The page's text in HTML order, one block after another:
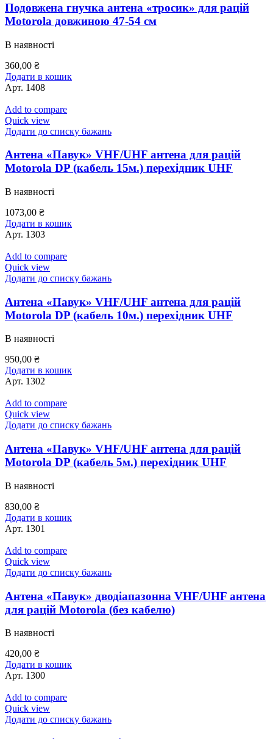
Подовжена гнучка антена «тросик» для рацій
Motorola довжиною 47-54 см
В наявності
360,00 ₴
Додати в кошик
Арт. 1408
Add to compare
Quick view
Додати до списку бажань
Антена «Павук» VHF/UHF антена для рацій
Motorola DP (кабель 15м.) перехідник UHF
В наявності
1073,00 ₴
Додати в кошик
Арт. 1303
Add to compare
Quick view
Додати до списку бажань
Антена «Павук» VHF/UHF антена для рацій
Motorola DP (кабель 10м.) перехідник UHF
В наявності
950,00 ₴
Додати в кошик
Арт. 1302
Add to compare
Quick view
Додати до списку бажань
Антена «Павук» VHF/UHF антена для рацій
Motorola DP (кабель 5м.) перехідник UHF
В наявності
830,00 ₴
Додати в кошик
Арт. 1301
Add to compare
Quick view
Додати до списку бажань
Антена «Павук» дводіапазонна VHF/UHF антена
для рацій Motorola (без кабелю)
В наявності
420,00 ₴
Додати в кошик
Арт. 1300
Add to compare
Quick view
Додати до списку бажань